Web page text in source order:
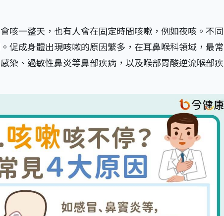
咳一整天，也有人會在固定時間咳嗽，例如夜咳。不同
促成身體出現咳嗽的原因繁多，在耳鼻喉科領域，最常
染、過敏性鼻炎等鼻部疾病，以及喉部胃酸逆流喉部疾